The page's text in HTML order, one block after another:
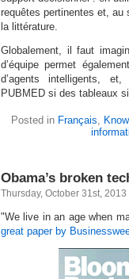
requêtes pertinentes et,
la littérature.
Globalement, il faut
d’équipe permet
d’agents intelligents,
PUBMED si des tableaux
Posted in Français,
Obama’s broken
Thursday, October 31st, 2013
"We live in an age when
great paper by